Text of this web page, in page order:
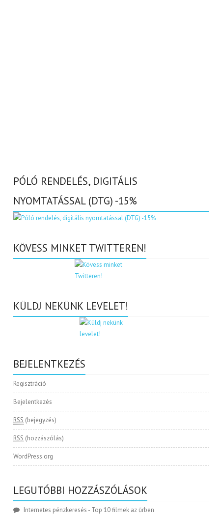
PÓLÓ RENDELÉS, DIGITÁLIS
NYOMTATÁSSAL (DTG) -15%
KÖVESS MINKET TWITTEREN!
KÜLDJ NEKÜNK LEVELET!
BEJELENTKEZÉS
Regisztráció
Bejelentkezés
RSS (bejegyzés)
RSS (hozzászólás)
WordPress.org
LEGUTÓBBI HOZZÁSZÓLÁSOK
Internetes pénzkeresés - Top 10 filmek az űrben